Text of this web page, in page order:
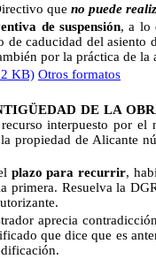
que no puede
de suspensión, a lo
de caducidad del
por la práctica de
KB) Otros formatos
DE LA
interpuesto por
propiedad de Alicante
plazo para recurrir,
primera. Resuelva la
aprecia
que dice que es